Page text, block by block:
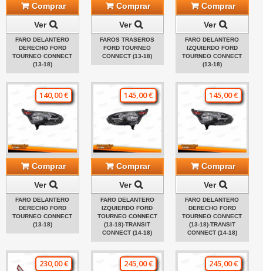
Comprar
Ver
FARO DELANTERO
DERECHO FORD
TOURNEO CONNECT
(13-18)
Comprar
Ver
FAROS TRASEROS
FORD TOURNEO
CONNECT (13-18)
Comprar
Ver
FARO DELANTERO
IZQUIERDO FORD
TOURNEO CONNECT
(13-18)
140,00 €
Comprar
Ver
FARO DELANTERO
DERECHO FORD
TOURNEO CONNECT
(13-18)
145,00 €
Comprar
Ver
FARO DELANTERO
IZQUIERDO FORD
TOURNEO CONNECT
(13-18)-TRANSIT
CONNECT (14-18)
145,00 €
Comprar
Ver
FARO DELANTERO
DERECHO FORD
TOURNEO CONNECT
(13-18)-TRANSIT
CONNECT (14-18)
230,00 € 245,00 € 245,00 €